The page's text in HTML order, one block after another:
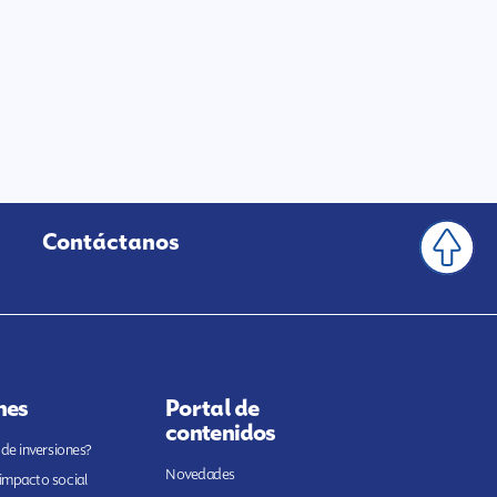
Contáctanos
inversiones?
social
Portal de
contenidos
Novedades